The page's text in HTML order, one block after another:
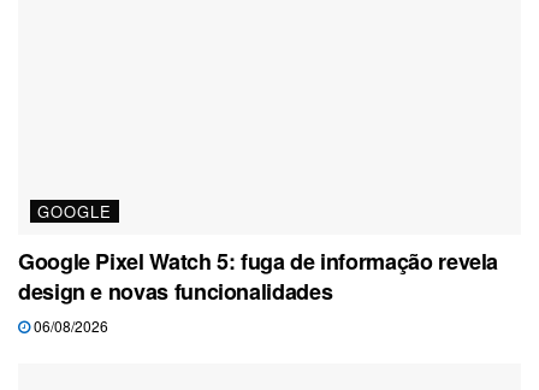
GOOGLE
Google Pixel Watch 5: fuga de informação revela
design e novas funcionalidades
06/08/2026